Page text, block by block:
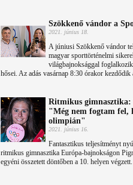
Szökkenő vándor a
2021. június 18.
A júniusi Szökkenő vándor
magyar sporttörténelmi
világbajnoksággal
hősei. Az adás vasárnap 8:30 órakor kezdődik
Ritmikus
"Még nem fogtam fel,
olimpián"
2021. június 16.
Fantasztikus teljesítményt
ritmikus gimnasztika Európa-bajnokságon
egyéni összetett döntőben a 10. helyen végzett.